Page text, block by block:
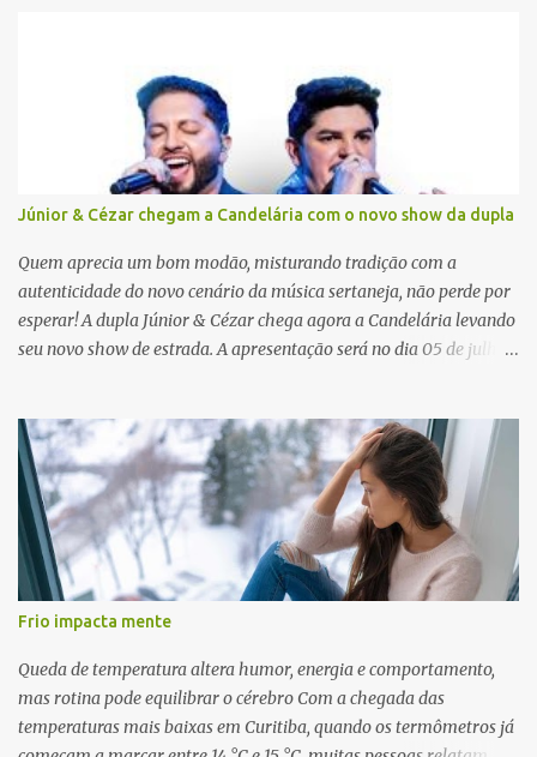
Júnior & Cézar chegam a Candelária com o novo show da dupla
Quem aprecia um bom modão, misturando tradição com a
autenticidade do novo cenário da música sertaneja, não perde por
esperar! A dupla Júnior & Cézar chega agora a Candelária levando
seu novo show de estrada. A apresentação será no dia 05 de julho
barriga diferente. O projeto ‘Simplesmente’ ainda nem foi lançado
por completo e já ver o público cantando com a gente, show após
show, é algo surreal. Muita gente que nos acompanha, desde os
tempos de ‘Clone’ e ‘Golzinho Quadrado’ e, poder seguir juntos
agora, nessa caminhada com ‘Fraquinho de Aparência’, é
gratificante”, comentam os cantores. Além de rodar várias regiões
do Brasil com a agenda de shows, Júnior & Cézar estão lançando
"Simplesmente". O projeto nasceu em 2024, contendo 14 faixas
inéditas, com direção criativa de Fernando Trevisan (Catatau) e
direção musical de Eduardo Pepato....
Frio impacta mente
Queda de temperatura altera humor, energia e comportamento,
mas rotina pode equilibrar o cérebro Com a chegada das
temperaturas mais baixas em Curitiba, quando os termômetros já